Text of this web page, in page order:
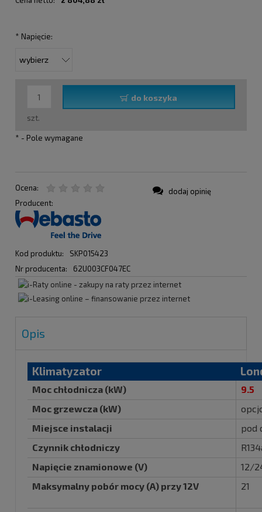
* Napięcie:
szt.
do koszyka
* - Pole wymagane
Ocena:
Producent:
Kod produktu:
SKP015423
Nr producenta:
62U003CF047EC
dodaj opinię
Opis
Klimatyzator
Moc chłodnicza (kW)
9.5
Moc grzewcza (kW)
Miejsce instalacji
pod
Czynnik chłodniczy
Napięcie znamionowe (V)
12/
Maksymalny pobór mocy (A) przy 12V
21